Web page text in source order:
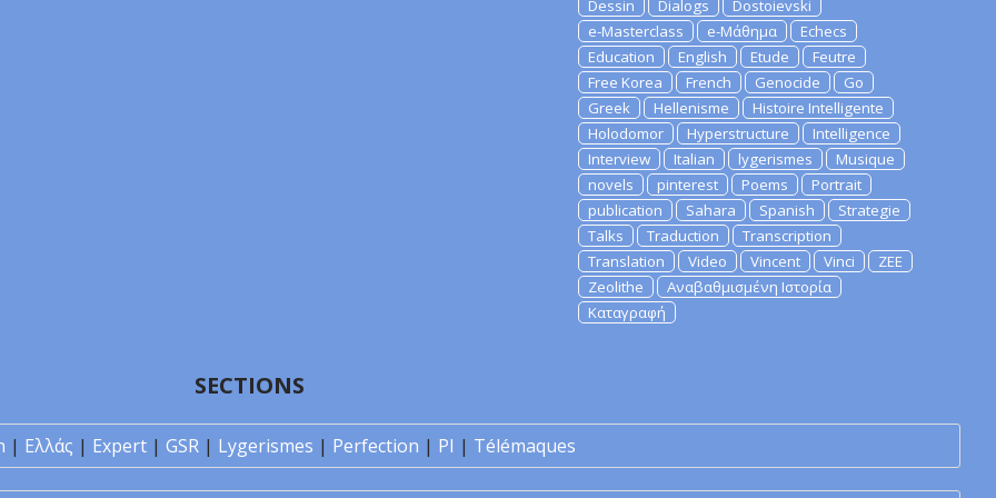
Dessin
Dialogs
Dostoievski
e-Masterclass
e-Μάθημα
Echecs
Education
English Etude
Feutre
Free Korea
French Genocide
Go
Greek
Hellenisme
Histoire Intelligente
Holodomor
Hyperstructure
Intelligence
Interview
Italian lygerismes
Musique
novels
pinterest Poems
Portrait
publication
Sahara Spanish
Strategie
Talks
Traduction
Transcription
Translation
Video Vincent Vinci
ZEE
Zeolithe
Αναβαθμισμένη Ιστορία
Καταγραφή
SECTIONS
| Ελλάς | Expert | GSR | Lygerismes | Perfection | PI | Télémaques